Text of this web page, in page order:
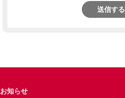
送信する
お知らせ